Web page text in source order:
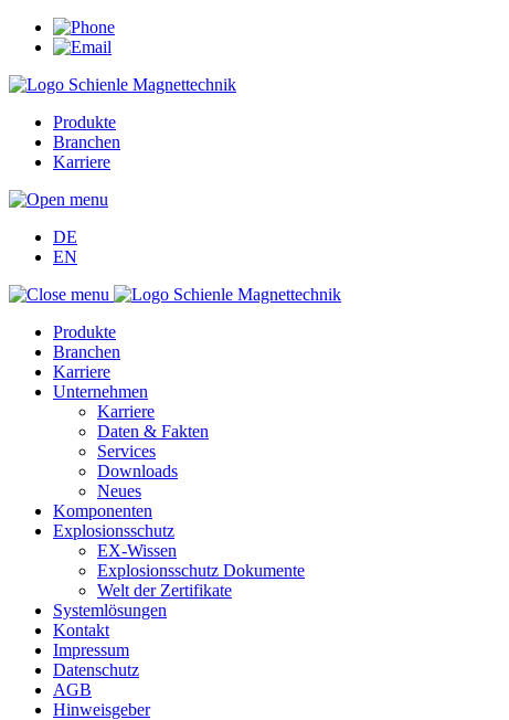
Produkte
Branchen
Karriere
DE
EN
Produkte
Branchen
Karriere
Unternehmen
Karriere
Daten & Fakten
Services
Downloads
Neues
Komponenten
Explosionsschutz
EX-Wissen
Explosionsschutz Dokumente
Welt der Zertifikate
Systemlösungen
Kontakt
Impressum
Datenschutz
AGB
Hinweisgeber